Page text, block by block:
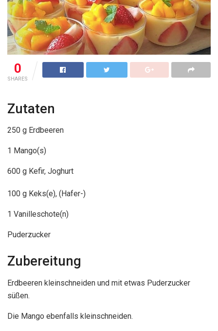
0
SHARES
Zutaten
250 g Erdbeeren
1 Mango(s)
600 g Kefir, Joghurt
100 g Keks(e), (Hafer-)
1 Vanilleschote(n)
Puderzucker
Zubereitung
Erdbeeren kleinschneiden und mit etwas Puderzucker
süßen.
Die Mango ebenfalls kleinschneiden.